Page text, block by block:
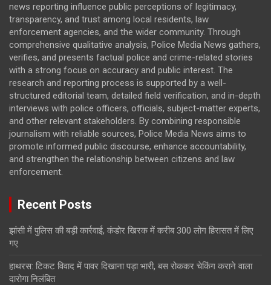
news reporting influence public perceptions of legitimacy,
transparency, and trust among local residents, law
enforcement agencies, and the wider community. Through
comprehensive qualitative analysis, Police Media News gathers,
verifies, and presents factual police and crime-related stories
with a strong focus on accuracy and public interest. The
research and reporting process is supported by a well-
structured editorial team, detailed field verification, and in-depth
interviews with police officers, officials, subject-matter experts,
and other relevant stakeholders. By combining responsible
journalism with reliable sources, Police Media News aims to
promote informed public discourse, enhance accountability,
and strengthen the relationship between citizens and law
enforcement.
Recent Posts
झांसी में पुलिस की बड़ी कार्रवाई, कंडोर खिरक में करीब 300 लोग हिरासत में लिए
गए
हाथरस: टिकट विवाद में पावर दिखाना पड़ा भारी, बस रोककर चेकिंग कराने वाला
दारोगा निलंबित